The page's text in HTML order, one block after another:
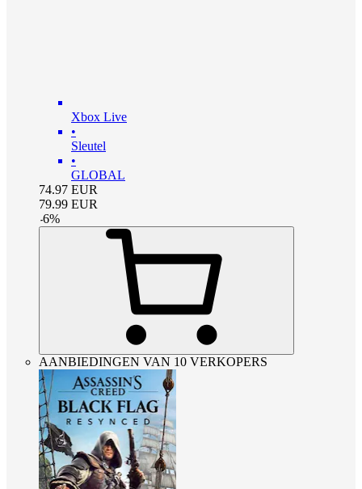
Xbox Live
•
Sleutel
•
GLOBAL
74.97 EUR
79.99 EUR
-6%
AANBIEDINGEN VAN 10 VERKOPERS